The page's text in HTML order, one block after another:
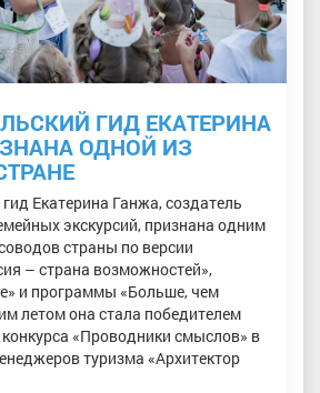
ГИД ЕКАТЕРИНА
ОДНОЙ ИЗ
Екатерина Ганжа, создатель
экскурсий, признана одним
страны по версии
– страна возможностей»,
и программы «Больше, чем
летом она стала победителем
«Проводники смыслов» в
туризма «Архитектор